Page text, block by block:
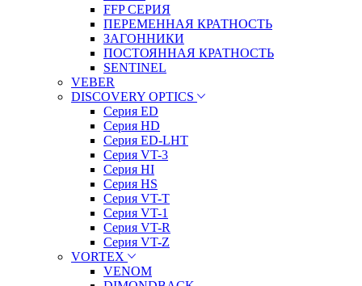
FFP СЕРИЯ
ПЕРЕМЕННАЯ КРАТНОСТЬ
ЗАГОННИКИ
ПОСТОЯННАЯ КРАТНОСТЬ
SENTINEL
VEBER
DISCOVERY OPTICS
Серия ED
Серия HD
Серия ED-LHT
Серия VT-3
Серия HI
Серия HS
Серия VT-T
Серия VT-1
Серия VT-R
Серия VT-Z
VORTEX
VENOM